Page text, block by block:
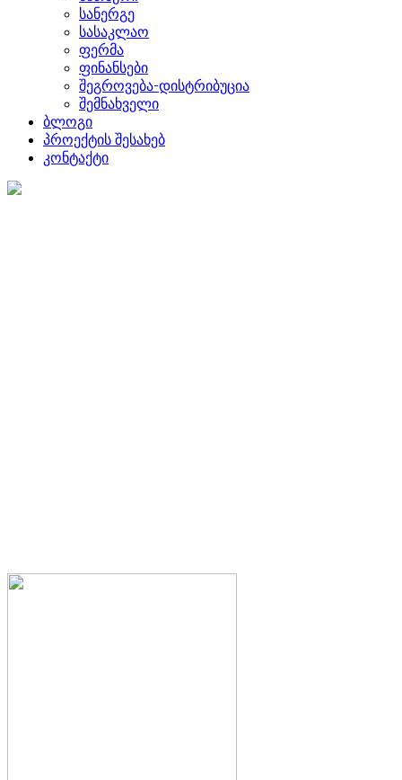
სანერგე
სასაკლაო
ფერმა
ფინანსები
შეგროვება-დისტრიბუცია
შემნახველი
ბლოგი
პროექტის შესახებ
კონტაქტი